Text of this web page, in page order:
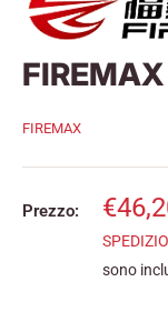
FIREMAX
Prezzo:
sono